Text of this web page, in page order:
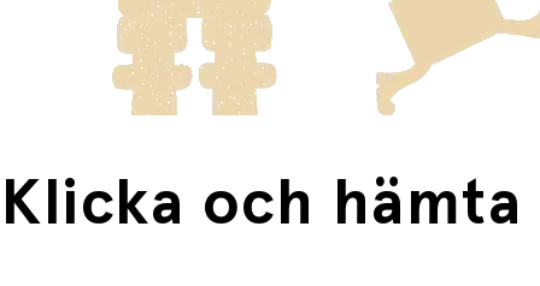
frakten för dessa varor visas i kassan.
Fri frakt när du handlar för mer än 1500:-
Klicka och hämta